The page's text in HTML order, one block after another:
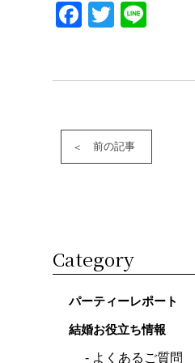
Facebook
Twitter
前の記事
Category
パーティーレポート
結婚お役立ち情報
よくあるご質問